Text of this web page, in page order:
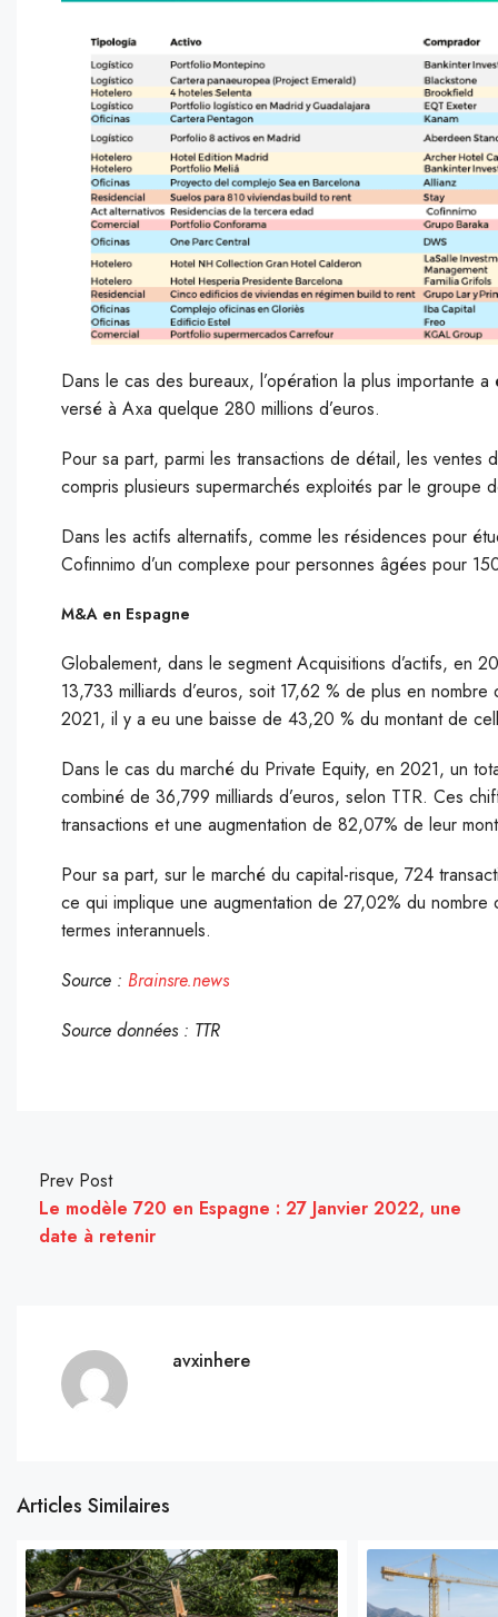
Dans le cas des bureaux, l’opération la plus importante
versé à Axa quelque 280 millions d’euros.
Pour sa part, parmi les transactions de détail, les
compris plusieurs supermarchés exploités par le groupe
Dans les actifs alternatifs, comme les résidences pour
Cofinnimo d’un complexe pour personnes âgées pour
M&A en Espagne
Globalement, dans le segment Acquisitions d’actifs, en
13,733 milliards d’euros, soit 17,62 % de plus en
2021, il y a eu une baisse de 43,20 % du montant de
Dans le cas du marché du Private Equity, en 2021, un
combiné de 36,799 milliards d’euros, selon TTR. Ces
transactions et une augmentation de 82,07% de leur
Pour sa part, sur le marché du capital-risque, 724
ce qui implique une augmentation de 27,02% du
termes interannuels.
Source : Brainsre.news
Source données : TTR
Prev Post
Le modèle 720 en Espagne : 27 Janvier 2022, une
date à retenir
avxinhere
Articles Similaires